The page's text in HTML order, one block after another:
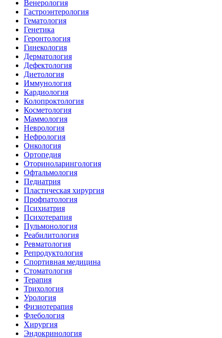
Венерология
Гастроэнтерология
Гематология
Генетика
Геронтология
Гинекология
Дерматология
Дефектология
Диетология
Иммунология
Кардиология
Колопроктология
Косметология
Маммология
Неврология
Нефрология
Онкология
Ортопедия
Оториноларингология
Офтальмология
Педиатрия
Пластическая хирургия
Профпатология
Психиатрия
Психотерапия
Пульмонология
Реабилитология
Ревматология
Репродуктология
Спортивная медицина
Стоматология
Терапия
Трихология
Урология
Физиотерапия
Флебология
Хирургия
Эндокринология